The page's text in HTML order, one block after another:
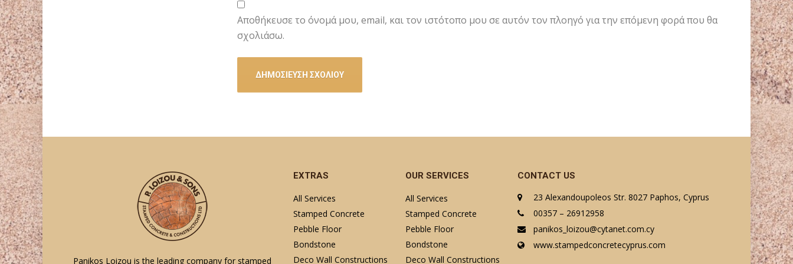
Αποθήκευσε το όνομά μου, email, και τον ιστότοπο μου σε αυτόν τον πλοηγό για την επόμενη φορά που θα
σχολιάσω.
Panikos Loizou is the leading company for stamped
EXTRAS
All Services
Stamped Concrete
Pebble Floor
Bondstone
Deco Wall Constructions
OUR SERVICES
All Services
Stamped Concrete
Pebble Floor
Bondstone
Deco Wall Constructions
CONTACT US
23 Alexandoupoleos Str. 8027 Paphos, Cyprus
00357 – 26912958
panikos_loizou@cytanet.com.cy
www.stampedconcretecyprus.com